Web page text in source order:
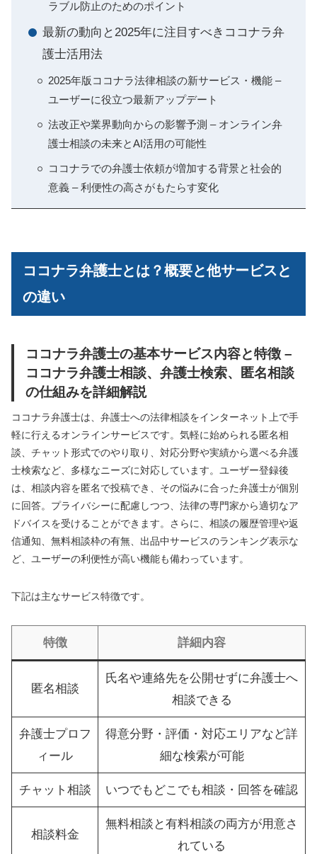
ラブル防止のためのポイント
最新の動向と2025年に注目すべきココナラ弁
護士活用法
2025年版ココナラ法律相談の新サービス・機能 –
ユーザーに役立つ最新アップデート
法改正や業界動向からの影響予測 – オンライン弁
護士相談の未来とAI活用の可能性
ココナラでの弁護士依頼が増加する背景と社会的
意義 – 利便性の高さがもたらす変化
ココナラ弁護士とは？概要と他サービスと
の違い
ココナラ弁護士の基本サービス内容と特徴 –
ココナラ弁護士相談、弁護士検索、匿名相談
の仕組みを詳細解説
ココナラ弁護士は、弁護士への法律相談をインターネット上で手
軽に行えるオンラインサービスです。気軽に始められる匿名相
談、チャット形式でのやり取り、対応分野や実績から選べる弁護
士検索など、多様なニーズに対応しています。ユーザー登録後
は、相談内容を匿名で投稿でき、その悩みに合った弁護士が個別
に回答。プライバシーに配慮しつつ、法律の専門家から適切なア
ドバイスを受けることができます。さらに、相談の履歴管理や返
信通知、無料相談枠の有無、出品中サービスのランキング表示な
ど、ユーザーの利便性が高い機能も備わっています。
下記は主なサービス特徴です。
特徴 詳細内容
匿名相談
氏名や連絡先を公開せずに弁護士へ
相談できる
弁護士プロフ
ィール
得意分野・評価・対応エリアなど詳
細な検索が可能
チャット相談 いつでもどこでも相談・回答を確認
相談料金
無料相談と有料相談の両方が用意さ
れている